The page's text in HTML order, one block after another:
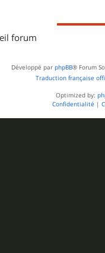
forum
Développé par phpBB® Forum
Traduction française
Optimized by:
Confidentialité |